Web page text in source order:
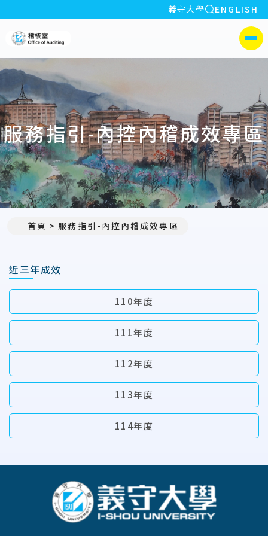
:::
義守大學 全站搜索
ENGLISH
側選單
服務指引-內控內稽成效專區
首頁 服務指引-內控內稽成效專區
近三年成效
110年度
111年度
112年度
113年度
114年度